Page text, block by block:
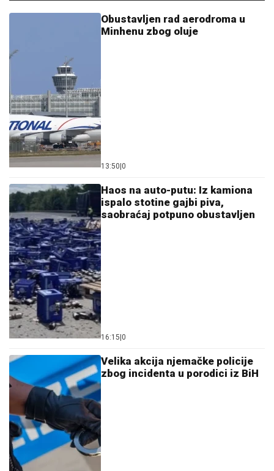
Obustavljen rad aerodroma u
Minhenu zbog oluje
13:50 0
Haos na auto-putu: Iz kamiona
ispalo stotine gajbi piva,
saobraćaj potpuno obustavljen
16:15 0
Velika akcija njemačke policije
zbog incidenta u porodici iz BiH